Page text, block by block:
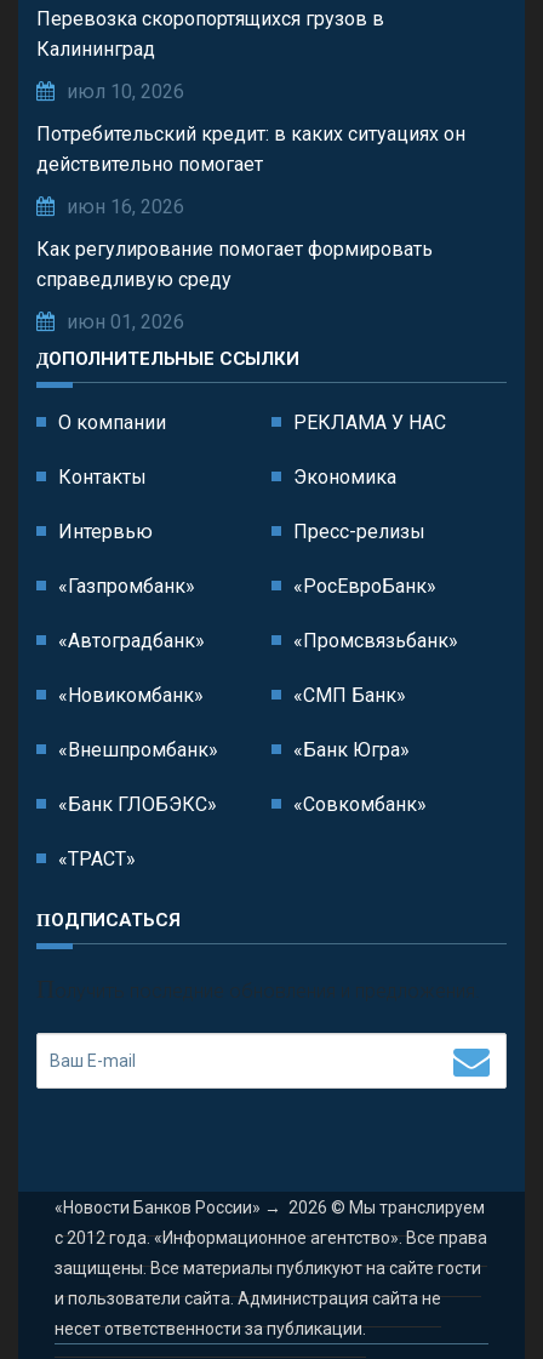
Перевозка скоропортящихся грузов в
Калининград
июл 10, 2026
Потребительский кредит: в каких ситуациях он
действительно помогает
июн 16, 2026
Как регулирование помогает формировать
справедливую среду
июн 01, 2026
ДОПОЛНИТЕЛЬНЫЕ ССЫЛКИ
О компании РЕКЛАМА У НАС
Контакты Экономика
Интервью Пресс-релизы
«Газпромбанк» «РосЕвроБанк»
«Автоградбанк» «Промсвязьбанк»
«Новикомбанк» «СМП Банк»
«Внешпромбанк» «Банк Югра»
«Банк ГЛОБЭКС» «Совкомбанк»
«ТРАСТ»
ПОДПИСАТЬСЯ
П олучить последние обновления и предложения.
«Новости Банков России» → 2026 © Мы транслируем
с 2012 года. «Информационное агентство». Все права
защищены. Все материалы публикуют на сайте гости
и пользователи сайта. Администрация сайта не
несет ответственности за публикации.